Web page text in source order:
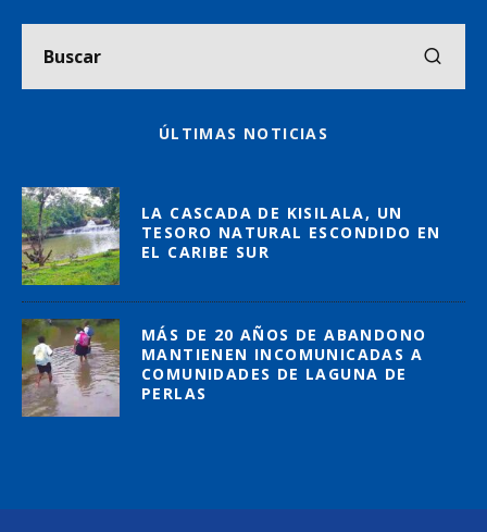
ÚLTIMAS NOTICIAS
LA CASCADA DE KISILALA, UN
TESORO NATURAL ESCONDIDO EN
EL CARIBE SUR
MÁS DE 20 AÑOS DE ABANDONO
MANTIENEN INCOMUNICADAS A
COMUNIDADES DE LAGUNA DE
PERLAS